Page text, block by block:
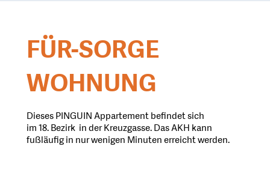
FÜR-SORGE
WOHNUNG
Dieses PINGUIN Appartement befindet sich
im 18. Bezirk in der Kreuzgasse. Das AKH kann
fußläufig in nur wenigen Minuten erreicht werden.